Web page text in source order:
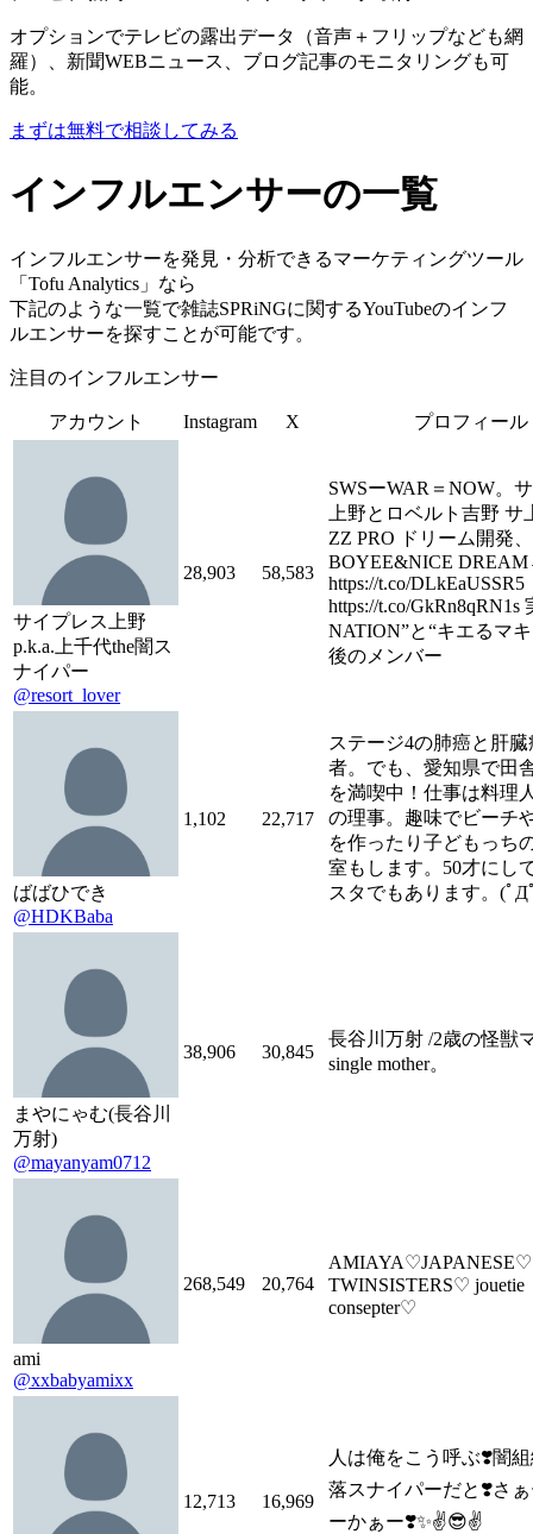
オプションでテレビの露出データ（音声＋フリップなども網
羅）、新聞WEBニュース、ブログ記事のモニタリングも可
能。
まずは無料で相談してみる
インフルエンサーの一覧
インフルエンサーを発見・分析できるマーケティングツール
「Tofu Analytics」なら
下記のような一覧で雑誌SPRiNGに関するYouTubeのインフ
ルエンサーを探すことが可能です。
注目のインフルエンサー
アカウント Instagram X プロフィール
サイプレス上野
p.k.a.上千代the闇ス
ナイパー
@resort_lover
28,903 58,583
SWSーWAR＝NOW。
上野とロベルト吉野 サ
ZZ PRO ドリーム開発、
BOYEE&NICE
https://t.co/DLkEaUSSR5
https://t.co/GkRn8qRN1s
NATION”と“キエるマ
後のメンバー
ばばひでき
@HDKBaba
1,102 22,717
ステージ4の肺癌と肝
者。でも、愛知県で田
を満喫中！仕事は料理
の理事。趣味でビーチ
を作ったり子どもっち
室もします。50才にし
スタでもあります。(ﾟД
まやにゃむ(長谷川
万射)
@mayanyam0712
38,906 30,845
長谷川万射 /2歳の怪獣
single mother。
ami
@xxbabyamixx
268,549 20,764
AMIAYA♡JAPANESE♡
TWINSISTERS♡ jouetie
consepter♡
12,713 16,969
人は俺をこう呼ぶ❣️闇
落スナイパーだと❣️さ
ーかぁー❣️✨✌️😎✌️